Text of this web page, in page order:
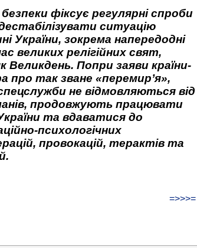
фіксує регулярні спроби
ситуацію
України, зокрема напередодні
великих релігійних свят,
Великдень. Попри заяви країни-
про так зване «перемир’я»,
не відмовляються від
продовжують працювати
та вдаватися до
психологічних
провокацій, терактів та
=>>>=